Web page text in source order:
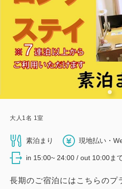
大人 1 名 1 室
素泊まり 現地払い・
in 15:00~ 24:00 / out 10:00ま
長期のご宿泊にはこちらのプ